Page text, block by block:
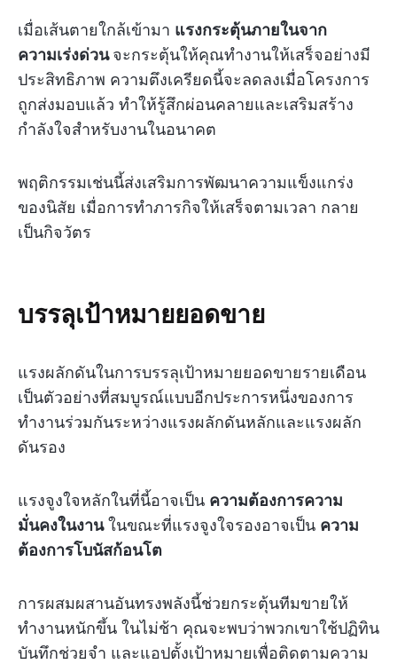
เมื่อเส้นตายใกล้เข้ามา แรงกระตุ้นภายในจาก
ความเร่งด่วนจะกระตุ้นให้คุณทำงานให้เสร็จอย่างมี
ประสิทธิภาพ ความตึงเครียดนี้จะลดลงเมื่อโครงการ
ถูกส่งมอบแล้ว ทำให้รู้สึกผ่อนคลายและเสริมสร้าง
กำลังใจสำหรับงานในอนาคต
พฤติกรรมเช่นนี้ส่งเสริมการพัฒนาความแข็งแกร่ง
ของนิสัย เมื่อการทำภารกิจให้เสร็จตามเวลา กลาย
เป็นกิจวัตร
บรรลุเป้าหมายยอดขาย
แรงผลักดันในการบรรลุเป้าหมายยอดขายรายเดือน
เป็นตัวอย่างที่สมบูรณ์แบบอีกประการหนึ่งของการ
ทำงานร่วมกันระหว่างแรงผลักดันหลักและแรงผลัก
ดันรอง
แรงจูงใจหลักในที่นี้อาจเป็น ความต้องการความ
มั่นคงในงานในขณะที่แรงจูงใจรองอาจเป็น ความ
ต้องการโบนัสก้อนโต
การผสมผสานอันทรงพลังนี้ช่วยกระตุ้นทีมขายให้
ทำงานหนักขึ้น ในไม่ช้า คุณจะพบว่าพวกเขาใช้ปฏิทิน
บันทึกช่วยจำ และแอปตั้งเป้าหมายเพื่อติดตามความ